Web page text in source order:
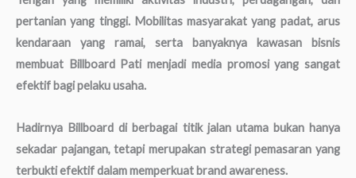
pertanian yang tinggi. Mobilitas masyarakat yang padat, arus
kendaraan yang ramai, serta banyaknya kawasan bisnis
membuat Billboard Pati menjadi media promosi yang sangat
efektif bagi pelaku usaha.
Hadirnya Billboard di berbagai titik jalan utama bukan hanya
sekadar pajangan, tetapi merupakan strategi pemasaran yang
terbukti efektif dalam memperkuat brand awareness.